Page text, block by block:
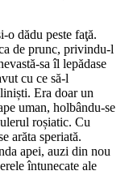
o dădu peste faţă.
de prunc, privindu-l
sa îl lepădase
cu ce să-l
Era doar un
uman, holbându-se
roșiatic. Cu
arăta speriată.
apei, auzi din nou
întunecate ale